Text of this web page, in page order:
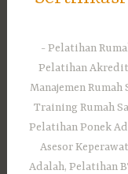
Pelatihan
Pelatihan
Manajemen
Training Rumah
Pelatihan Ponek
Asesor
Adalah, Pelatihan